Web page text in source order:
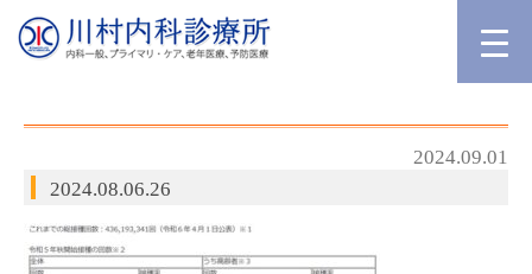
2024.09.01
2024.08.06.26